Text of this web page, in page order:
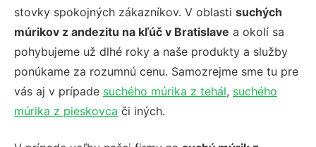
stovky spokojných zákazníkov. V oblasti suchých
múrikov z andezitu na kľúč v Bratislave a okolí sa
pohybujeme už dlhé roky a naše produkty a služby
ponúkame za rozumnú cenu. Samozrejme sme tu pre
vás aj v prípade suchého múrika z tehál, suchého
múrika z pieskovca či iných.